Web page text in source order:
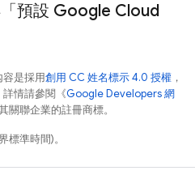
預設 Google Cloud
是採用創用 CC 姓名標示 4.0 授權 ，
詳情請參閱《Google Developers 網
聯企業的註冊商標。
準時間)。